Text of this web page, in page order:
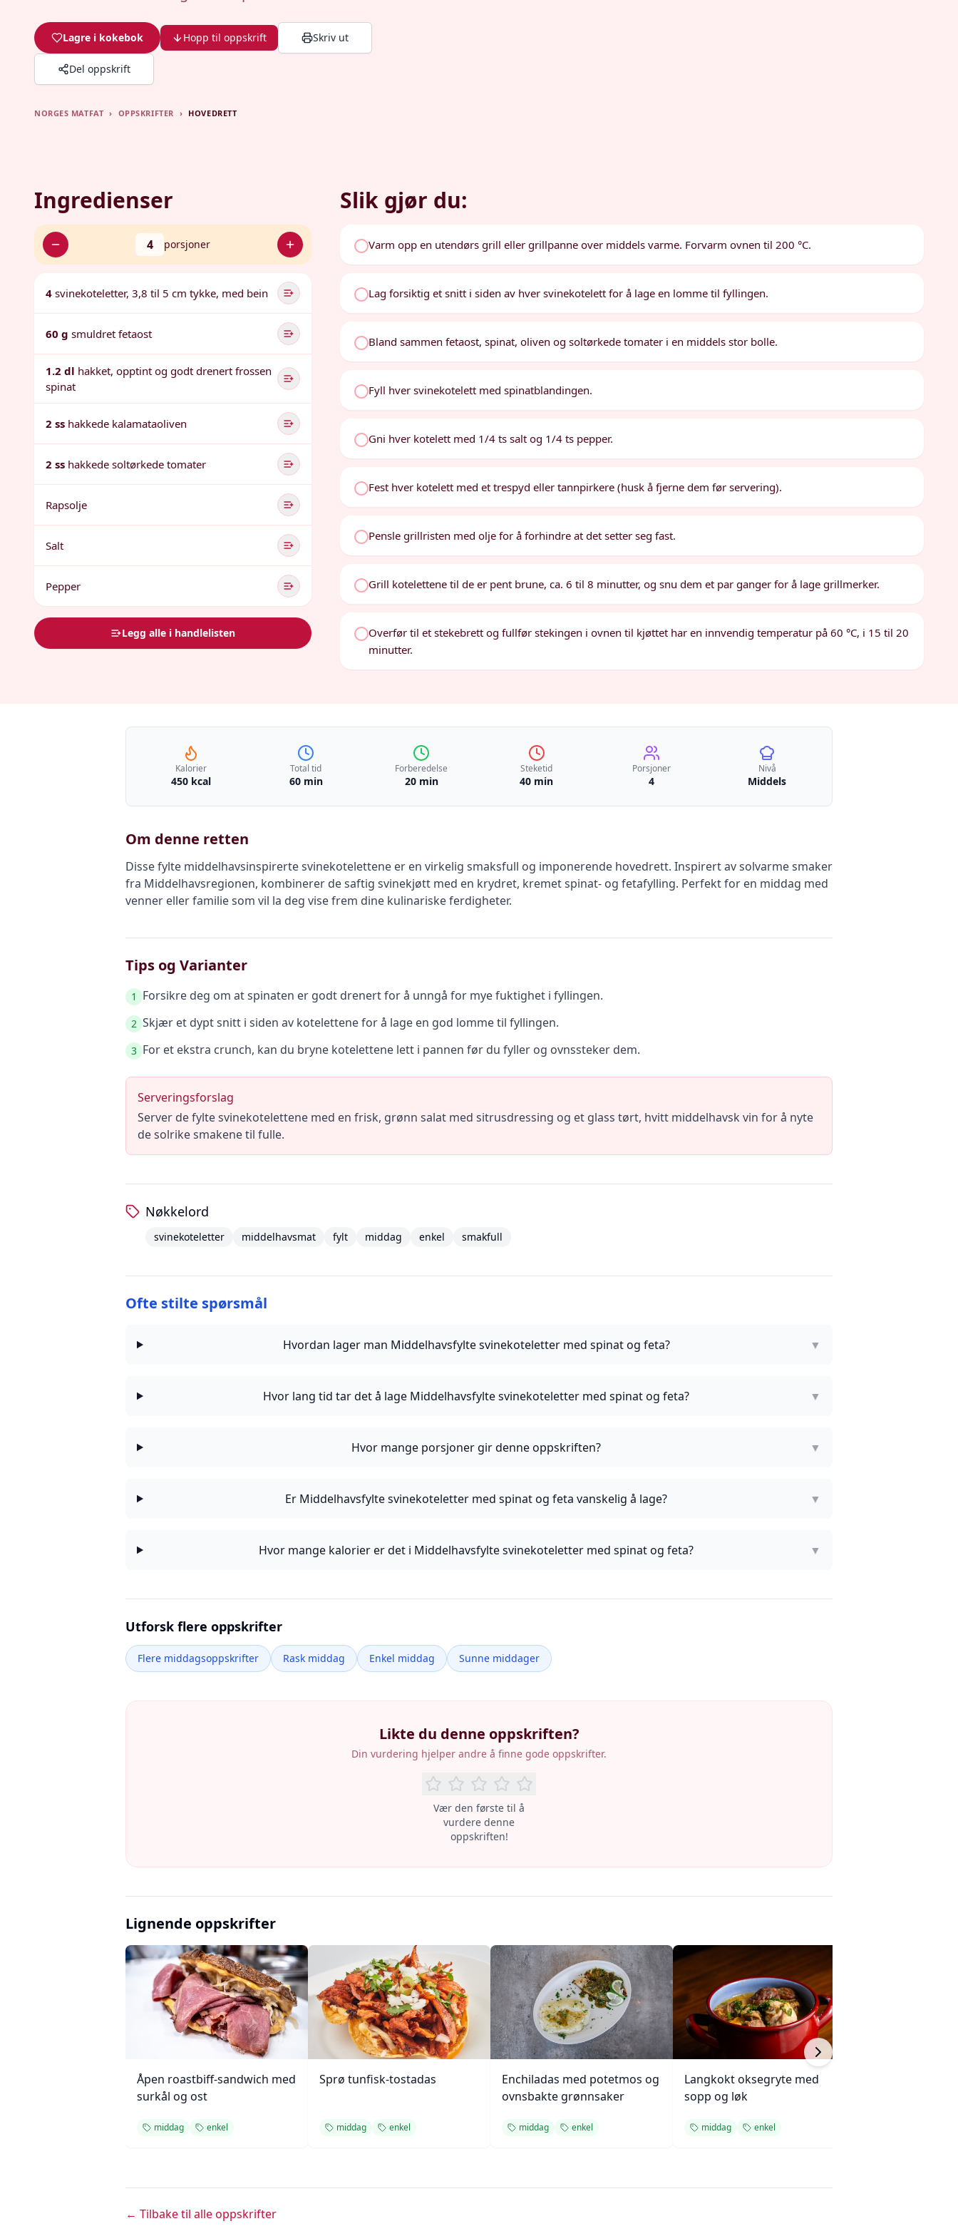
Lagre i kokebok Hopp til oppskrift Skriv ut
Del oppskrift
NORGES MATFAT › OPPSKRIFTER › HOVEDRETT
Ingredienser
4 porsjoner
4 svinekoteletter, 3,8 til 5 cm tykke, med bein
60 g smuldret fetaost
1.2 dl hakket, opptint og godt drenert frossen
spinat
2 ss hakkede kalamataoliven
2 ss hakkede soltørkede tomater
Rapsolje
Salt
Pepper
Legg alle i handlelisten
Slik gjør du:
Varm opp en utendørs grill eller grillpanne over middels varme. Forvarm ovnen til 200 °C.
Lag forsiktig et snitt i siden av hver svinekotelett for å lage en lomme til fyllingen.
Bland sammen fetaost, spinat, oliven og soltørkede tomater i en middels stor bolle.
Fyll hver svinekotelett med spinatblandingen.
Gni hver kotelett med 1/4 ts salt og 1/4 ts pepper.
Fest hver kotelett med et trespyd eller tannpirkere (husk å fjerne dem før servering).
Pensle grillristen med olje for å forhindre at det setter seg fast.
Grill kotelettene til de er pent brune, ca. 6 til 8 minutter, og snu dem et par ganger for å lage grillmerker.
Overfør til et stekebrett og fullfør stekingen i ovnen til kjøttet har en innvendig temperatur på 60 °C, i 15 til 20
minutter.
Kalorier
450 kcal
Total tid
60 min
Forberedelse
20 min
Steketid
40 min
Porsjoner
4
Nivå
Middels
Om denne retten
Disse fylte middelhavsinspirerte svinekotelettene er en virkelig smaksfull og imponerende hovedrett. Inspirert av solvarme smaker
fra Middelhavsregionen, kombinerer de saftig svinekjøtt med en krydret, kremet spinat- og fetafylling. Perfekt for en middag med
venner eller familie som vil la deg vise frem dine kulinariske ferdigheter.
Tips og Varianter
1 Forsikre deg om at spinaten er godt drenert for å unngå for mye fuktighet i fyllingen.
2 Skjær et dypt snitt i siden av kotelettene for å lage en god lomme til fyllingen.
3 For et ekstra crunch, kan du bryne kotelettene lett i pannen før du fyller og ovnssteker dem.
Serveringsforslag
Server de fylte svinekotelettene med en frisk, grønn salat med sitrusdressing og et glass tørt, hvitt middelhavsk vin for å nyte
de solrike smakene til fulle.
Nøkkelord
svinekoteletter middelhavsmat fylt middag enkel smakfull
Ofte stilte spørsmål
Hvordan lager man Middelhavsfylte svinekoteletter med spinat og feta? ▼
Hvor lang tid tar det å lage Middelhavsfylte svinekoteletter med spinat og feta? ▼
Hvor mange porsjoner gir denne oppskriften? ▼
Er Middelhavsfylte svinekoteletter med spinat og feta vanskelig å lage? ▼
Hvor mange kalorier er det i Middelhavsfylte svinekoteletter med spinat og feta? ▼
Utforsk flere oppskrifter
Flere middagsoppskrifter Rask middag Enkel middag Sunne middager
Likte du denne oppskriften?
Din vurdering hjelper andre å finne gode oppskrifter.
Vær den første til å
vurdere denne
oppskriften!
Lignende oppskrifter
Åpen roastbiff-sandwich med
surkål og ost
middag enkel
Sprø tunfisk-tostadas
middag enkel
Enchiladas med potetmos og
ovnsbakte grønnsaker
middag enkel
Langkokt oksegryte med
sopp og løk
middag enkel
← Tilbake til alle oppskrifter